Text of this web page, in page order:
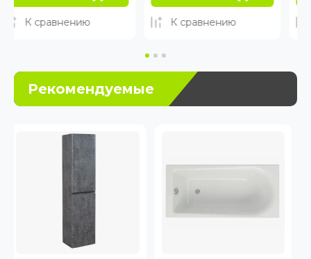
К сравнению К сравнению
Рекомендуемые